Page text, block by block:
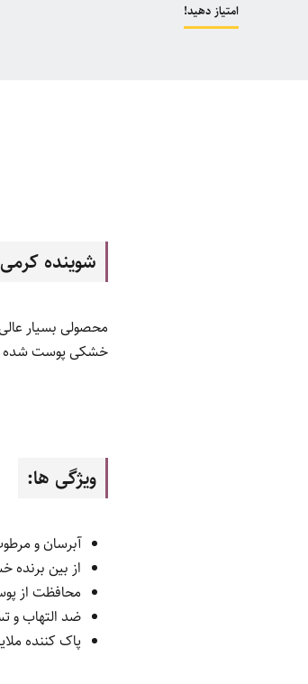
امتیاز دهید!
شوینده
محصولی بسیار
خشکی پوست شده و
ویژگی ها:
آبرسان و
از بین
محافظت از
ضد التهاب و
پاک کننده